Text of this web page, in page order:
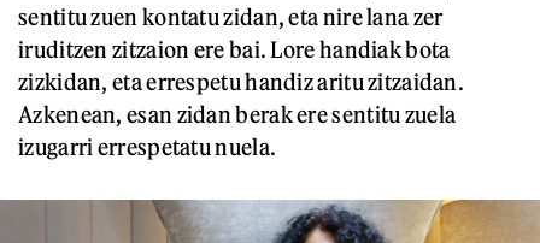
sentitu zuen kontatu zidan, eta nire lana zer
iruditzen zitzaion ere bai. Lore handiak bota
zizkidan, eta errespetu handiz aritu zitzaidan.
Azkenean, esan zidan berak ere sentitu zuela
izugarri errespetatu nuela.